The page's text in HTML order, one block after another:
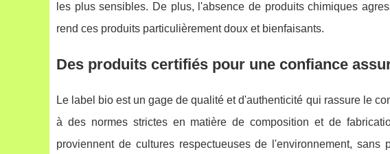
les plus sensibles. De plus, l'absence de produits chimiques
rend ces produits particulièrement doux et bienfaisants.
Des produits certifiés pour une confiance
Le label bio est un gage de qualité et d'authenticité qui rassure le
à des normes strictes en matière de composition et de
proviennent de cultures respectueuses de l'environnement,